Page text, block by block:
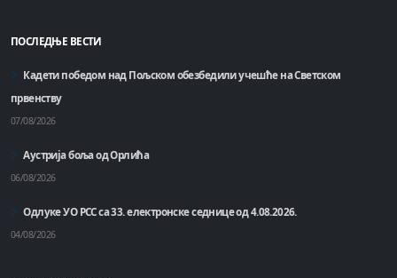
ПОСЛЕДЊЕ ВЕСТИ
Кадети победом над Пољском обезбедили учешће на Светском
првенству
07/08/2026
Аустрија боља од Орлића
06/08/2026
Одлуке УО РСС са 33. електронске седнице од 4.08.2026.
04/08/2026